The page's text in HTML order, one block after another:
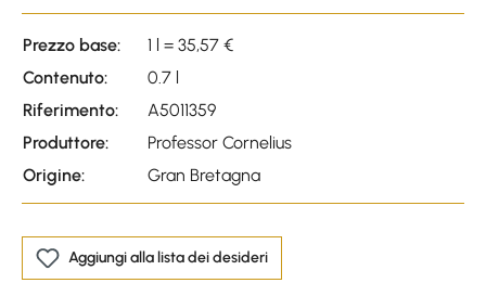
Prezzo base:
1 l = 35,57 €
Contenuto:
0.7 l
Riferimento:
A5011359
Produttore:
Professor Cornelius
Origine:
Gran Bretagna
Aggiungi alla lista dei desideri